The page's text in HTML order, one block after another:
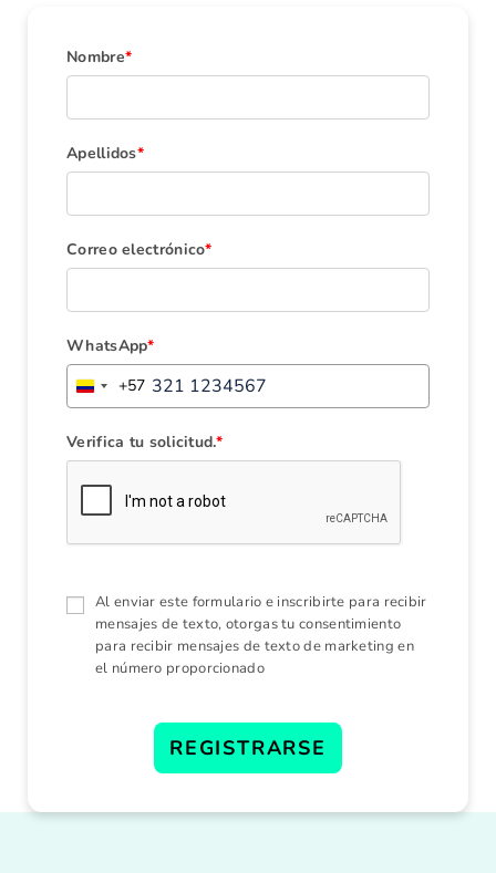
Nombre*
Apellidos*
Correo electrónico*
WhatsApp*
C
o
l
o
m
b
+57
Verifica tu solicitud.*
Al enviar este formulario e inscribirte para recibir
mensajes de texto, otorgas tu consentimiento
para recibir mensajes de texto de marketing en
el número proporcionado
REGISTRARSE